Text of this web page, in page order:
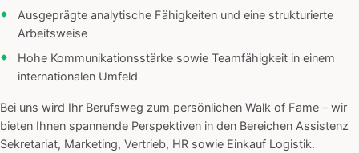
Ausgeprägte analytische Fähigkeiten und eine strukturierte
Arbeitsweise
Hohe Kommunikationsstärke sowie Teamfähigkeit in einem
internationalen Umfeld
Bei uns wird Ihr Berufsweg zum persönlichen Walk of Fame – wir
bieten Ihnen spannende Perspektiven in den Bereichen Assistenz
Sekretariat, Marketing, Vertrieb, HR sowie Einkauf Logistik.